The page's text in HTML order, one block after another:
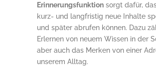
Erinnerungsfunktion sorgt dafür,
kurz- und langfristig neue Inhalte
und später abrufen können. Dazu
Erlernen von neuem Wissen in der
aber auch das Merken von einer
unserem Alltag.